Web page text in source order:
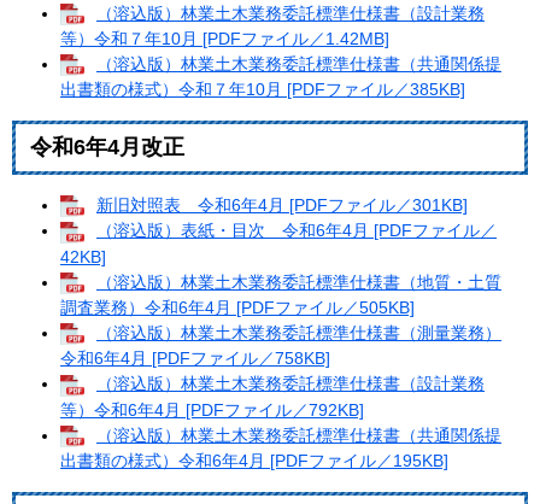
（溶込版）林業土木業務委託標準仕様書（設計業務
等）令和７年10月 [PDFファイル／1.42MB]
（溶込版）林業土木業務委託標準仕様書（共通関係提
出書類の様式）令和７年10月 [PDFファイル／385KB]
令和6年4月改正
新旧対照表 令和6年4月 [PDFファイル／301KB]
（溶込版）表紙・目次 令和6年4月 [PDFファイル／
42KB]
（溶込版）林業土木業務委託標準仕様書（地質・土質
調査業務）令和6年4月 [PDFファイル／505KB]
（溶込版）林業土木業務委託標準仕様書（測量業務）
令和6年4月 [PDFファイル／758KB]
（溶込版）林業土木業務委託標準仕様書（設計業務
等）令和6年4月 [PDFファイル／792KB]
（溶込版）林業土木業務委託標準仕様書（共通関係提
出書類の様式）令和6年4月 [PDFファイル／195KB]